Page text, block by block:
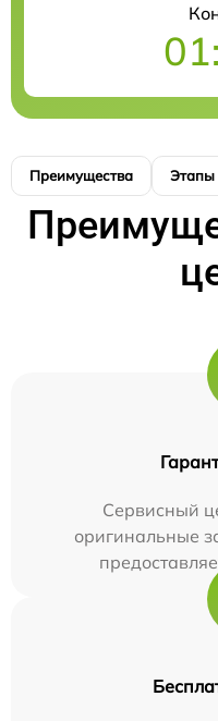
Преимущества Этапы
Сервисный
оригинальные